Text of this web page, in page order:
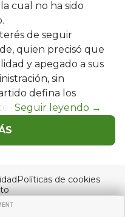
cual no ha sido
de seguir
quien precisó que
y apegado a sus
sin
defina los
Políticas de cookies